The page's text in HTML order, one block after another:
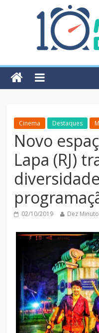
Cinema Destaques
Novo
Lapa (RJ)
02/10/2019 Dez